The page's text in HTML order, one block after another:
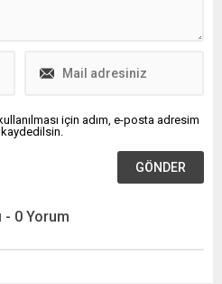
için adım, e-posta adresim
kaydedilsin.
- 0 Yorum